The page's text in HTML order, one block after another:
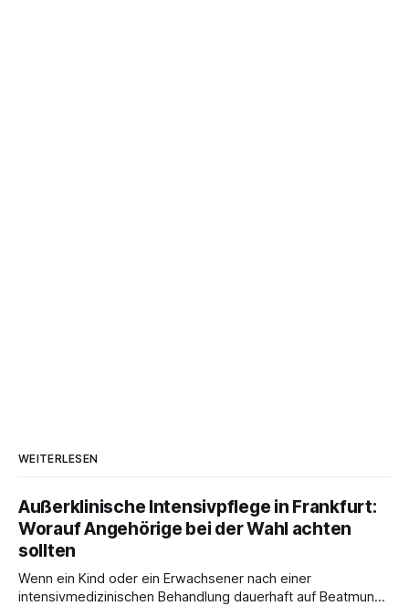
WEITERLESEN
Außerklinische Intensivpflege in Frankfurt:
Worauf Angehörige bei der Wahl achten
sollten
Wenn ein Kind oder ein Erwachsener nach einer
intensivmedizinischen Behandlung dauerhaft auf Beatmung